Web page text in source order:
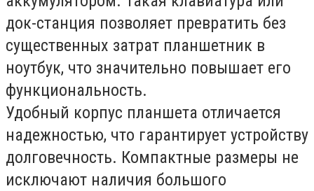
док-станция позволяет превратить без
существенных затрат планшетник в
ноутбук, что значительно повышает его
функциональность.
Удобный корпус планшета отличается
надежностью, что гарантирует устройству
долговечность. Компактные размеры не
исключают наличия большого